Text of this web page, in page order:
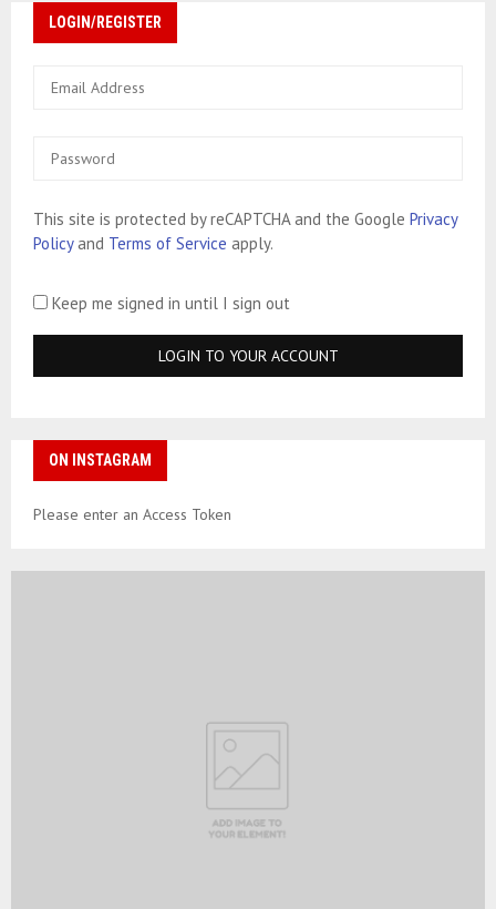
LOGIN/REGISTER
This site is protected by reCAPTCHA and the Google Privacy
Policyand Terms of Service apply.
Keep me signed in until I sign out
ON INSTAGRAM
Please enter an Access Token